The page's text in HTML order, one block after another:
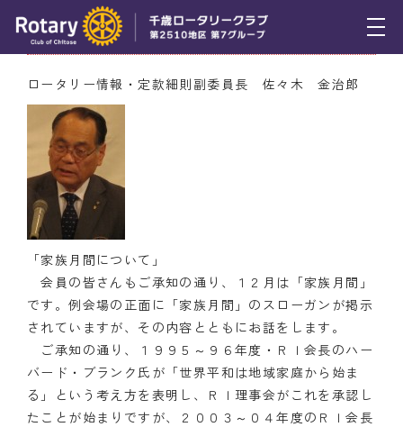
トピックス
例会報告
活動報告
理事会報告
スケジュール
年間プログラム
木曜会
組織図
クラブのあゆみ
12月8日（木） ロータリー情報
ロータリー情報・定款細則副委員長 佐々木 金治郎
「家族月間について」
会員の皆さんもご承知の通り、１２月は「家族月間」
です。例会場の正面に「家族月間」のスローガンが掲示
されていますが、その内容とともにお話をします。
ご承知の通り、１９９５～９６年度・ＲＩ会長のハー
バード・ブランク氏が「世界平和は地域家庭から始ま
る」という考え方を表明し、ＲＩ理事会がこれを承認し
たことが始まりですが、２００３～０４年度のＲＩ会長